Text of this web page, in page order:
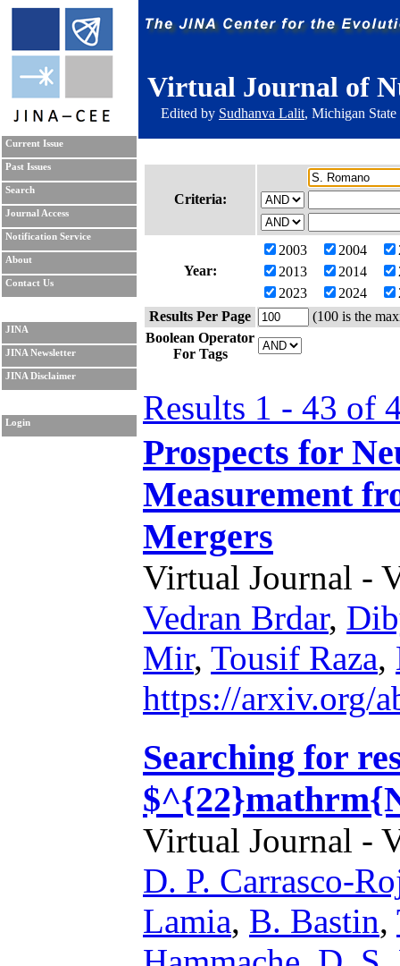
Virtual Journal of
Edited by Sudhanva Lalit, Michigan
Current Issue
Past Issues
Search
Journal Access
Notification Service
About
Contact Us
JINA
JINA Newsletter
JINA Disclaimer
Login
Criteria:
Year:
2003 2004
2013
2014
2023
2024
Results Per Page
(100 is the
Boolean Operator
For Tags
Results 1 - 43 of
Prospects for
Measurement
Mergers
Virtual Journal -
Vedran Brdar,
Mir, Tousif Raza,
https://arxiv.org/
Searching for
Virtual Journal -
D. P. Carrasco-
Lamia, B. Bastin,